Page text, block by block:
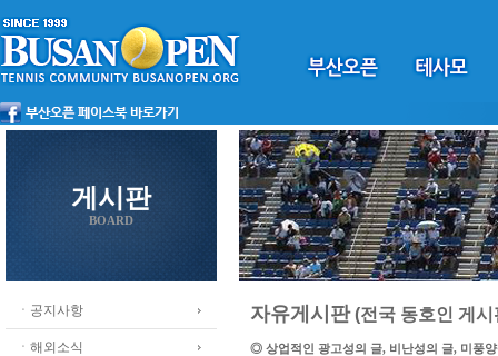
게시판
BOARD
ㆍ공지사항
ㆍ해외소식
자유게시판(전국 동호인 게시
◎ 상업적인 광고성의 글, 비난성의 글, 미풍